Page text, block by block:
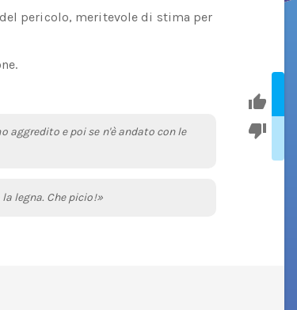
pericolo, meritevole di stima per
aggredito e poi se n'è andato con le
legna. Che picio!»